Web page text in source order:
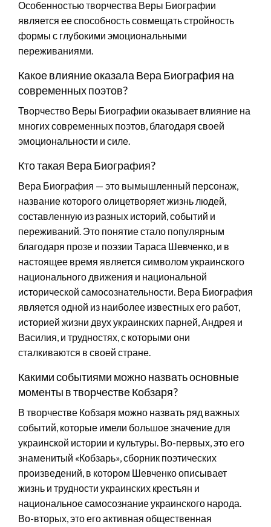
Особенностью творчества Веры Биографии
является ее способность совмещать стройность
формы с глубокими эмоциональными
переживаниями.
Какое влияние оказала Вера Биография на
современных поэтов?
Творчество Веры Биографии оказывает влияние на
многих современных поэтов, благодаря своей
эмоциональности и силе.
Кто такая Вера Биография?
Вера Биография — это вымышленный персонаж,
название которого олицетворяет жизнь людей,
составленную из разных историй, событий и
переживаний. Это понятие стало популярным
благодаря прозе и поэзии Тараса Шевченко, и в
настоящее время является символом украинского
национального движения и национальной
исторической самосознательности. Вера Биография
является одной из наиболее известных его работ,
историей жизни двух украинских парней, Андрея и
Василия, и трудностях, с которыми они
сталкиваются в своей стране.
Какими событиями можно назвать основные
моменты в творчестве Кобзаря?
В творчестве Кобзаря можно назвать ряд важных
событий, которые имели большое значение для
украинской истории и культуры. Во-первых, это его
знаменитый «Кобзарь», сборник поэтических
произведений, в котором Шевченко описывает
жизнь и трудности украинских крестьян и
национальное самосознание украинского народа.
Во-вторых, это его активная общественная